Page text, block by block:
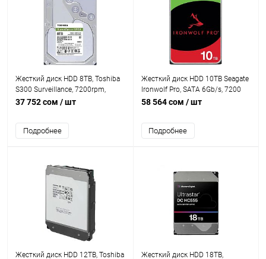
Жесткий диск HDD 8TB, Toshiba
S300 Surveillance, 7200rpm,
256MB, SATA III
37 752 сом / шт
Подробнее
Жесткий диск HDD 10TB Seagate
Ironwolf Pro, SATA 6Gb/s, 7200
rpm, 512MB [ST10000NT001]
58 564 сом / шт
Подробнее
Жесткий диск HDD 12TB, Toshiba
Жесткий диск HDD 18TB,